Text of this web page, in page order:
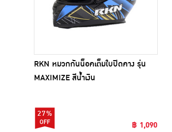
RKN หมวกกันน็อคเต็มใบปิดคาง รุ่น
MAXIMIZE สีน้ำเงิน
27%
฿ 1,090